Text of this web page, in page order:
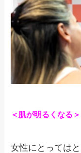
＜肌が明るくなる＞
女性にとっては